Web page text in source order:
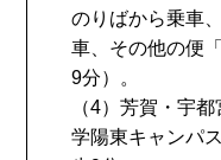
のりばから乗車
車、その他の便
9分）。
（4）芳賀・宇
学陽東キャンパ